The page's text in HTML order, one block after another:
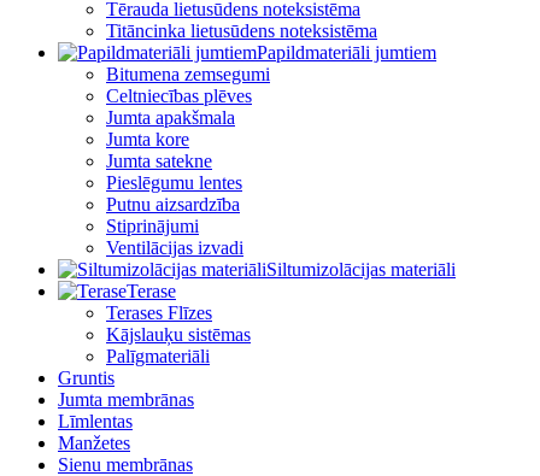
Tērauda lietusūdens noteksistēma
Titāncinka lietusūdens noteksistēma
Papildmateriāli jumtiem
Bitumena zemsegumi
Celtniecības plēves
Jumta apakšmala
Jumta kore
Jumta satekne
Pieslēgumu lentes
Putnu aizsardzība
Stiprinājumi
Ventilācijas izvadi
Siltumizolācijas materiāli
Terase
Terases Flīzes
Kājslauķu sistēmas
Palīgmateriāli
Gruntis
Jumta membrānas
Līmlentas
Manžetes
Sienu membrānas